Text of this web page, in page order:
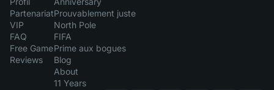
Partenariat
VIP
FAQ
Free Game
Reviews
Prouvablement juste
North Pole
FIFA
Prime aux bogues
Blog
About
11 Years